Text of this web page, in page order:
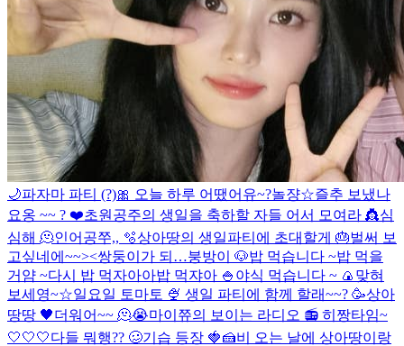
🌙파자마 파티 (?)🎀 오늘 하루 어땠어유~?놀쟝☆즐추 보냈나
요옹 ~~ ? ❤️초원공주의 생일을 축하할 자들 어서 모여라 👸심
심해 🫠인어공쭈,, 🫧상아땅의 생일파티에 초대할게 🎂벌써 보
고싶네에~~><쌍둥이가 되…붕방이 🐶밥 먹습니다 ~밥 먹을
거얌 ~다시 밥 먹자아아밥 먹쟈아 🍚 야식 먹습니다 ~ 🍙 맞혀
보세영~☆일요일 토마토 🍨 생일 파티에 함께 할래~~? 🥳상아
땅땅 🖤더워어~~ 🫠😭마이쮸의 보이는 라디오 📻 히짱타임~
🤍🤍🤍다들 뭐행?? 🥴기습 등장 🍓🍰비 오는 날에 상아땅이랑